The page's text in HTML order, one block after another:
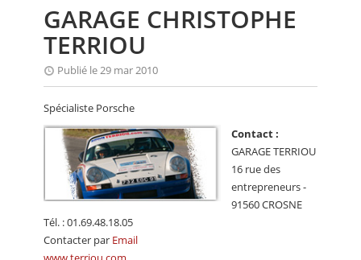
RALLYE
MONTAGNE
EVÈNEMENTS
CALENDRIER
FOCUS
VIDEO
PETITES ANNONCES
GARAGE CHRISTOPHE
TERRIOU
Publié le 29 mar 2010
Spécialiste Porsche
Contact :
GARAGE TERRIOU
16 rue des
entrepreneurs -
91560 CROSNE
Tél. : 01.69.48.18.05
Contacter par Email